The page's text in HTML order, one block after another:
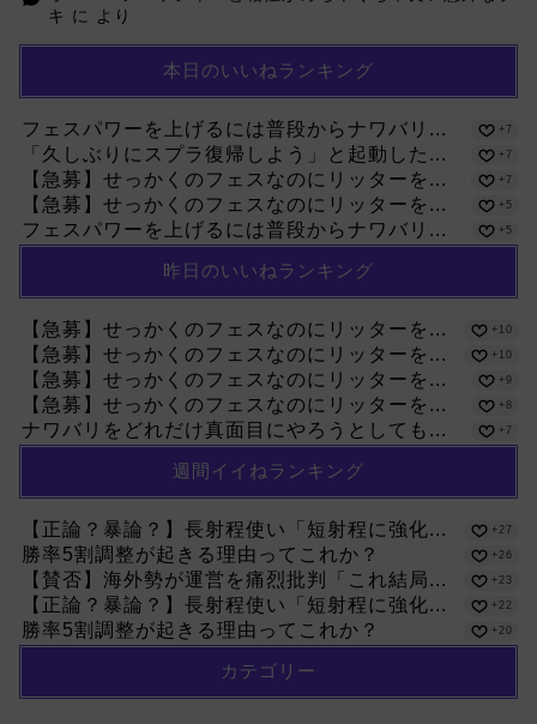
キ に より
本日のいいねランキング
フェスパワーを上げるには普段からナワバリ... +7
「久しぶりにスプラ復帰しよう」と起動した... +7
【急募】せっかくのフェスなのにリッターを... +7
【急募】せっかくのフェスなのにリッターを... +5
フェスパワーを上げるには普段からナワバリ... +5
昨日のいいねランキング
【急募】せっかくのフェスなのにリッターを... +10
【急募】せっかくのフェスなのにリッターを... +10
【急募】せっかくのフェスなのにリッターを... +9
【急募】せっかくのフェスなのにリッターを... +8
ナワバリをどれだけ真面目にやろうとしても... +7
週間イイねランキング
【正論？暴論？】長射程使い「短射程に強化... +27
勝率5割調整が起きる理由ってこれか？ +26
【賛否】海外勢が運営を痛烈批判「これ結局... +23
【正論？暴論？】長射程使い「短射程に強化... +22
勝率5割調整が起きる理由ってこれか？ +20
カテゴリー